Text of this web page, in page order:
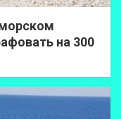
на 300